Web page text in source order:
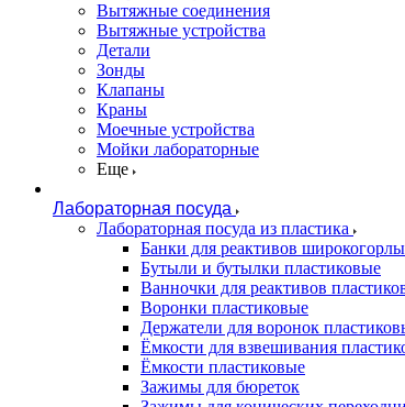
Вытяжные соединения
Вытяжные устройства
Детали
Зонды
Клапаны
Краны
Моечные устройства
Мойки лабораторные
Еще
Лабораторная посуда
Лабораторная посуда из пластика
Банки для реактивов
Бутыли и бутылки пластиковые
Ванночки для реактивов
Воронки пластиковые
Держатели для воронок
Ёмкости для взвешивания
Ёмкости пластиковые
Зажимы для бюреток